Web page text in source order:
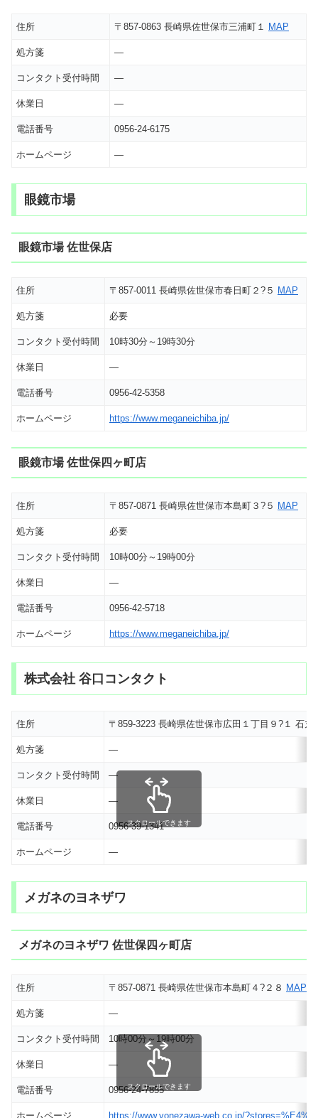
住所 〒857-0863 長崎県佐世保市三浦町１ MAP
処方箋 ―
コンタクト受付時間 ―
休業日 ―
電話番号 0956-24-6175
ホームページ ―
眼鏡市場
眼鏡市場 佐世保店
住所 〒857-0011 長崎県佐世保市春日町２?５ MAP
処方箋 必要
コンタクト受付時間 10時30分～19時30分
休業日 ―
電話番号 0956-42-5358
ホームページ https://www.meganeichiba.jp/
眼鏡市場 佐世保四ヶ町店
住所 〒857-0871 長崎県佐世保市本島町３?５ MAP
処方箋 必要
コンタクト受付時間 10時00分～19時00分
休業日 ―
電話番号 0956-42-5718
ホームページ https://www.meganeichiba.jp/
株式会社 谷口コンタクト
住所 〒859-3223 長崎県佐世保市広田１丁目９?１ 石
処方箋 ―
コンタクト受付時間 ―
休業日 ―
電話番号 0956-39-1341
ホームページ ―
スクロールできます
メガネのヨネザワ
メガネのヨネザワ 佐世保四ヶ町店
住所 〒857-0871 長崎県佐世保市本島町４?２８ MAP
処方箋 ―
コンタクト受付時間 10時00分～19時00分
休業日 ―
電話番号 0956-24-7855
ホームページ https://www.yonezawa-web.co.jp/
スクロールできます